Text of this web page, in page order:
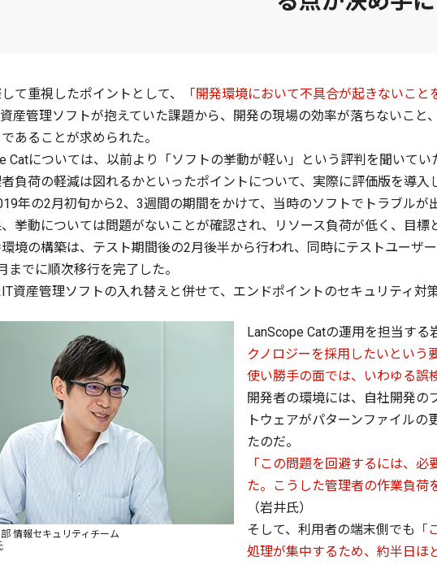
て重視したポイントとして、 「開発環境において不具合が起きないこと
産管理ソフトが抱えていた課題から、開発の現場の効率が落ちないこ
あることが求められた。
Catについては、以前より「ソフトの挙動が軽い」という評判を聞いて
負荷の軽減は図れるかといったポイントについて、実際に評価版を導入
年の2月初旬から2、3週間の期間をかけて、当時のソフトでトラブルが
挙動については問題がないことが確認され、リソース負荷が低く、目
境の構築は、テスト期間後の2月後半から行われ、同時にテストユーザ
までに順次移行を完了した。
資産管理ソフトの入れ替えと併せて、エンドポイントのセキュリティ対
情報セキュリティチーム
LanScope Catの運用を担当する
クノロジーを採用したいという
使い勝手の面では、いわゆる誤
開発者の環境には、自社開発の
トウェアがパターンファイル
たのだ。
「この問題を回避するには、
た。こうした管理者の作業負荷
（岩井氏）
そして、利用者の端末側でも
処理が集中するため、約半日ほ